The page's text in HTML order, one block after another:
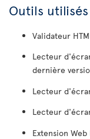
Outils
Validateur
Lecteur
dernière
Lecteur
Lecteur
Extension